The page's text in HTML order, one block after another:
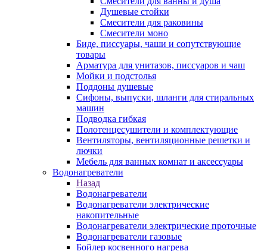
Душевые стойки
Смесители для раковины
Смесители моно
Биде, писсуары, чаши и сопутствующие
товары
Арматура для унитазов, писсуаров и чаш
Мойки и подстолья
Поддоны душевые
Сифоны, выпуски, шланги для стиральных
машин
Подводка гибкая
Полотенцесушители и комплектующие
Вентиляторы, вентиляционные решетки и
лючки
Мебель для ванных комнат и аксессуары
Водонагреватели
Назад
Водонагреватели
Водонагреватели электрические
накопительные
Водонагреватели электрические проточные
Водонагреватели газовые
Бойлер косвенного нагрева